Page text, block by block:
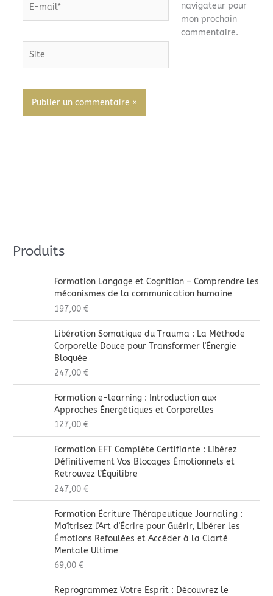
mail*
navigateur pour
mon prochain
commentaire.
Produits
Formation Langage et Cognition – Comprendre les
mécanismes de la communication humaine
197,00€
Libération Somatique du Trauma : La Méthode
Corporelle Douce pour Transformer l'Énergie
Bloquée
247,00€
Formation e-learning : Introduction aux
Approches Énergétiques et Corporelles
127,00€
Formation EFT Complète Certifiante : Libérez
Définitivement Vos Blocages Émotionnels et
Retrouvez l’Équilibre
247,00€
Formation Écriture Thérapeutique Journaling :
Maîtrisez l'Art d'Écrire pour Guérir, Libérer les
Émotions Refoulées et Accéder à la Clarté
Mentale Ultime
69,00€
Reprogrammez Votre Esprit : Découvrez le